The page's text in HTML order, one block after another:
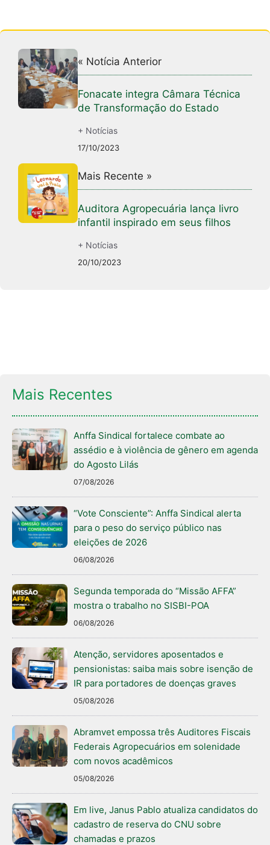
« Notícia Anterior
Fonacate integra Câmara Técnica
de Transformação do Estado
+ Notícias
17/10/2023
Mais Recente »
Auditora Agropecuária lança livro
infantil inspirado em seus filhos
+ Notícias
20/10/2023
Mais Recentes
Anffa Sindical fortalece combate ao
assédio e à violência de gênero em agenda
do Agosto Lilás
07/08/2026
“Vote Consciente”: Anffa Sindical alerta
para o peso do serviço público nas
eleições de 2026
06/08/2026
Segunda temporada do “Missão AFFA”
mostra o trabalho no SISBI-POA
06/08/2026
Atenção, servidores aposentados e
pensionistas: saiba mais sobre isenção de
IR para portadores de doenças graves
05/08/2026
Abramvet empossa três Auditores Fiscais
Federais Agropecuários em solenidade
com novos acadêmicos
05/08/2026
Em live, Janus Pablo atualiza candidatos do
cadastro de reserva do CNU sobre
chamadas e prazos